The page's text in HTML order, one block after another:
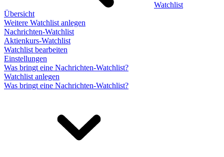
Watchlist
Übersicht
Weitere Watchlist anlegen
Nachrichten-Watchlist
Aktienkurs-Watchlist
Watchlist bearbeiten
Einstellungen
Was bringt eine Nachrichten-Watchlist?
Watchlist anlegen
Was bringt eine Nachrichten-Watchlist?